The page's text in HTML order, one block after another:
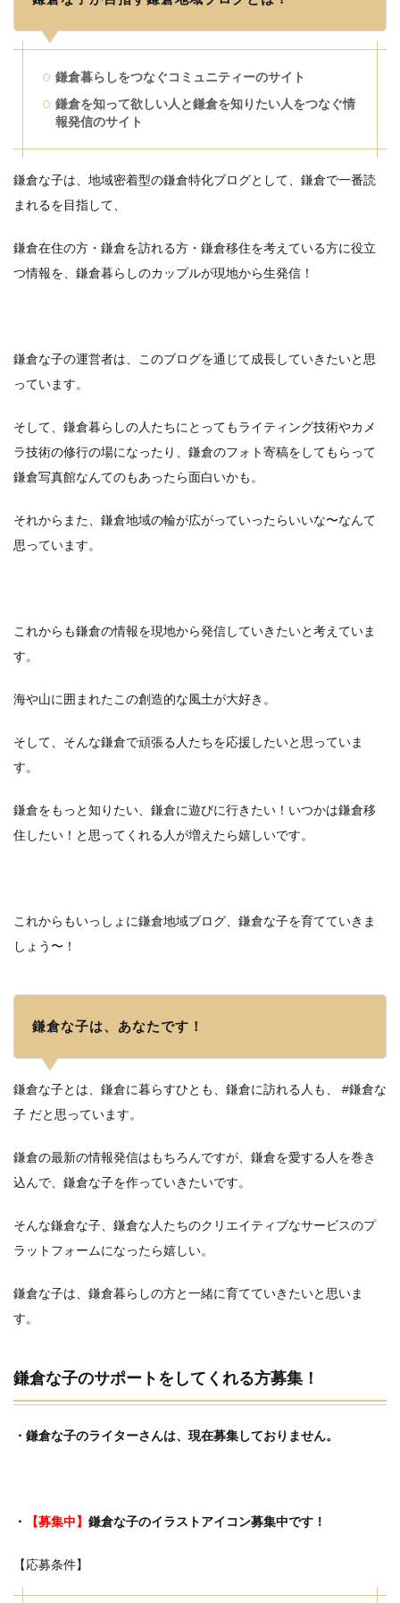
鎌倉暮らしをつなぐコミュニティーのサイト
鎌倉を知って欲しい人と鎌倉を知りたい人をつなぐ情
報発信のサイト
鎌倉な子は、地域密着型の鎌倉特化ブログとして、鎌倉で一番読
まれるを目指して、
鎌倉在住の方・鎌倉を訪れる方・鎌倉移住を考えている方に役立
つ情報を、鎌倉暮らしのカップルが現地から生発信！
鎌倉な子の運営者は、このブログを通じて成長していきたいと思
っています。
そして、鎌倉暮らしの人たちにとってもライティング技術やカメ
ラ技術の修行の場になったり、鎌倉のフォト寄稿をしてもらって
鎌倉写真館なんてのもあったら面白いかも。
それからまた、鎌倉地域の輪が広がっていったらいいな〜なんて
思っています。
これからも鎌倉の情報を現地から発信していきたいと考えていま
す。
海や山に囲まれたこの創造的な風土が大好き。
そして、そんな鎌倉で頑張る人たちを応援したいと思っていま
す。
鎌倉をもっと知りたい、鎌倉に遊びに行きたい！いつかは鎌倉移
住したい！と思ってくれる人が増えたら嬉しいです。
これからもいっしょに鎌倉地域ブログ、鎌倉な子を育てていきま
しょう〜！
鎌倉な子は、あなたです！
鎌倉な子とは、鎌倉に暮らすひとも、鎌倉に訪れる人も、 #鎌倉な
子 だと思っています。
鎌倉の最新の情報発信はもちろんですが、鎌倉を愛する人を巻き
込んで、鎌倉な子を作っていきたいです。
そんな鎌倉な子、鎌倉な人たちのクリエイティブなサービスのプ
ラットフォームになったら嬉しい。
鎌倉な子は、鎌倉暮らしの方と一緒に育てていきたいと思いま
す。
鎌倉な子のサポートをしてくれる方募集！
・鎌倉な子のライターさんは、現在募集しておりません。
・ 【募集中】 鎌倉な子のイラストアイコン募集中です！
【応募条件】